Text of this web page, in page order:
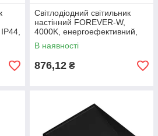
Світлодіодний світильник
настінний FOREVER-W,
4000K, енергоефективний,
довговічний, без мерехтіння
В наявності
876,12 ₴